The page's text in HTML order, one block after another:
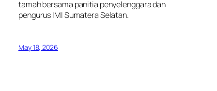
tamah bersama panitia penyelenggara dan
pengurus IMI Sumatera Selatan.
May 18, 2026